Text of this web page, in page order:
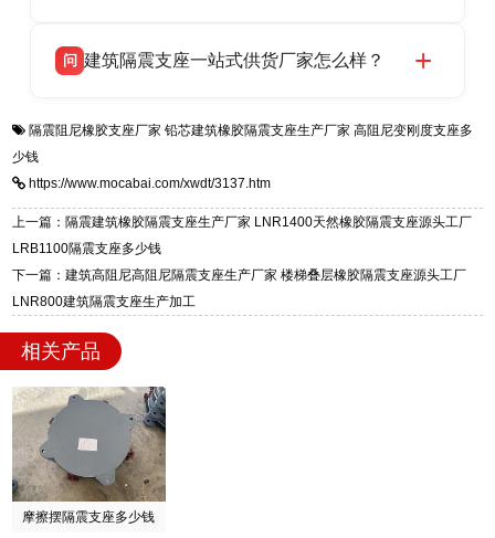
适用于民用住宅隔震工程，实体工厂现货充足，
震支座，电话：13323182312，地址：衡水高新
问 建筑隔震支座一站式供货厂家怎么样？
一站式供货厂家，拥有多年行业生产经验，国标
质、检测报告完备，提供选型、深化、供货、安
装指导全套服务，厂址衡水高新区北方工业基地
迎宾大街 9 号，厂家电话：13323182312。
隔震阻尼橡胶支座厂家 铅芯建筑橡胶隔震支座生产厂家 高阻尼变刚度支座多
少钱
https://www.mocabai.com/xwdt/3137.htm
上一篇：隔震建筑橡胶隔震支座生产厂家 LNR1400天然橡胶隔震支座源头工厂
LRB1100隔震支座多少钱
下一篇：建筑高阻尼高阻尼隔震支座生产厂家 楼梯叠层橡胶隔震支座源头工厂
LNR800建筑隔震支座生产加工
相关产品
摩擦摆隔震支座多少钱